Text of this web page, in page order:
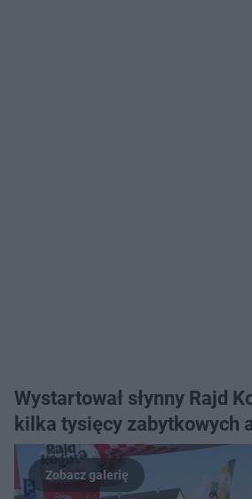
Wystartował słynny Rajd
kilka tysięcy zabytkowych